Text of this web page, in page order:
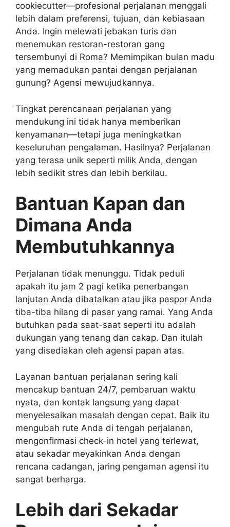
cookiecutter—profesional perjalanan menggali
lebih dalam preferensi, tujuan, dan kebiasaan
Anda. Ingin melewati jebakan turis dan
menemukan restoran-restoran gang
tersembunyi di Roma? Memimpikan bulan madu
yang memadukan pantai dengan perjalanan
gunung? Agensi mewujudkannya.
Tingkat perencanaan perjalanan yang
mendukung ini tidak hanya memberikan
kenyamanan—tetapi juga meningkatkan
keseluruhan pengalaman. Hasilnya? Perjalanan
yang terasa unik seperti milik Anda, dengan
lebih sedikit stres dan lebih berkilau.
Bantuan Kapan dan
Dimana Anda
Membutuhkannya
Perjalanan tidak menunggu. Tidak peduli
apakah itu jam 2 pagi ketika penerbangan
lanjutan Anda dibatalkan atau jika paspor Anda
tiba-tiba hilang di pasar yang ramai. Yang Anda
butuhkan pada saat-saat seperti itu adalah
dukungan yang tenang dan cakap. Dan itulah
yang disediakan oleh agensi papan atas.
Layanan bantuan perjalanan sering kali
mencakup bantuan 24/7, pembaruan waktu
nyata, dan kontak langsung yang dapat
menyelesaikan masalah dengan cepat. Baik itu
mengubah rute Anda di tengah perjalanan,
mengonfirmasi check-in hotel yang terlewat,
atau sekadar meyakinkan Anda dengan
rencana cadangan, jaring pengaman agensi itu
sangat berharga.
Lebih dari Sekadar